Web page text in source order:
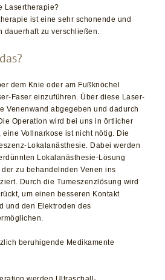
Lasertherapie?
ist eine sehr schonende und
dauerhaft zu verschließen.
dem Knie oder am Fußknöchel
Faser einzuführen. Über diese Laser-
Venenwand abgegeben und dadurch
Operation wird bei uns in örtlicher
eine Vollnarkose ist nicht nötig. Die
Lokalanästhesie. Dabei werden
Lokalanästhesie-Lösung
zu behandelnden Venen ins
Durch die Tumeszenzlösung wird
um einen besseren Kontakt
und den Elektroden des
beruhigende Medikamente